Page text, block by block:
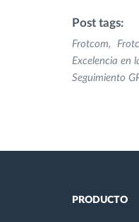
Post tags:
Frotcom
Excelencia en
Seguimiento
PRODUCTO